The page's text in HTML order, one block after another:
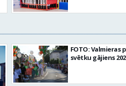
FOTO: Valmieras
svētku gājiens